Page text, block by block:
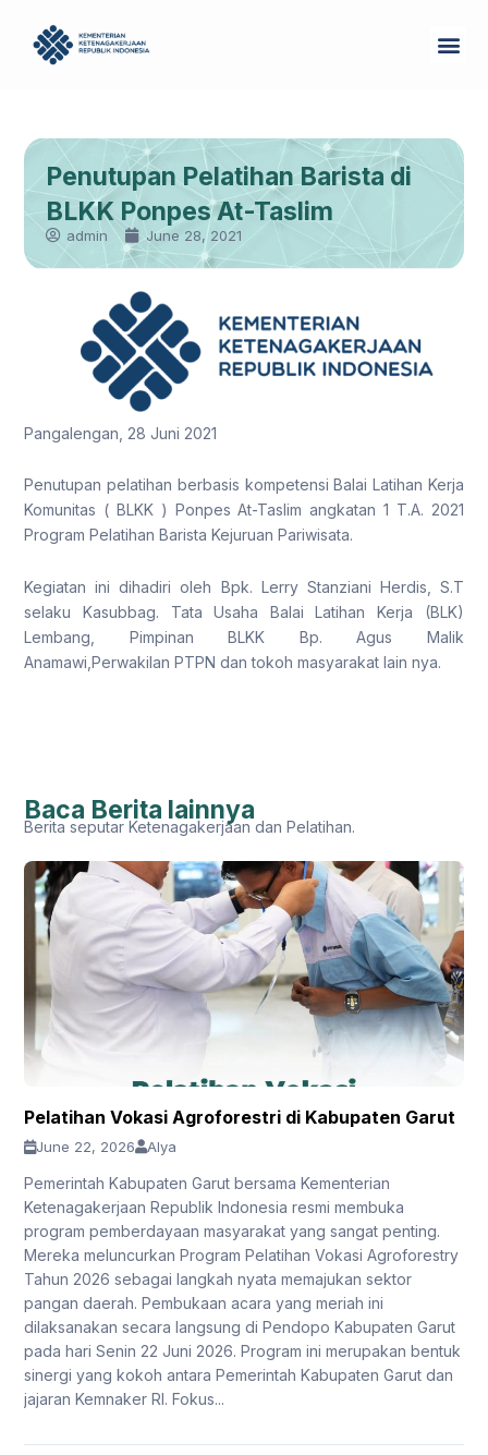
content
Penutupan Pelatihan Barista di
BLKK Ponpes At-Taslim
admin June 28, 2021
Pangalengan, 28 Juni 2021
Penutupan pelatihan berbasis kompetensi Balai Latihan Kerja
Komunitas ( BLKK ) Ponpes At-Taslim angkatan 1 T.A. 2021
Program Pelatihan Barista Kejuruan Pariwisata.
Kegiatan ini dihadiri oleh Bpk. Lerry Stanziani Herdis, S.T
selaku Kasubbag. Tata Usaha Balai Latihan Kerja (BLK)
Lembang, Pimpinan BLKK Bp. Agus Malik
Anamawi,Perwakilan PTPN dan tokoh masyarakat lain nya.
Baca Berita lainnya
Berita seputar Ketenagakerjaan dan Pelatihan.
Pelatihan Vokasi Agroforestri di Kabupaten Garut
June 22, 2026 Alya
Pemerintah Kabupaten Garut bersama Kementerian
Ketenagakerjaan Republik Indonesia resmi membuka
program pemberdayaan masyarakat yang sangat penting.
Mereka meluncurkan Program Pelatihan Vokasi Agroforestry
Tahun 2026 sebagai langkah nyata memajukan sektor
pangan daerah. Pembukaan acara yang meriah ini
dilaksanakan secara langsung di Pendopo Kabupaten Garut
pada hari Senin 22 Juni 2026. Program ini merupakan bentuk
sinergi yang kokoh antara Pemerintah Kabupaten Garut dan
jajaran Kemnaker RI. Fokus...